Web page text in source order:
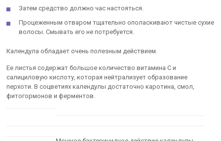
Затем средство должно час настояться.
Процеженным отваром тщательно ополаскивают чистые сухие
волосы. Смывать его не потребуется.
Календула обладает очень полезным действием.
Ее листья содержат большое количество витамина C и
салициловую кислоту, которая нейтрализует образование
перхоти. В соцветиях календулы достаточно каротина, смол,
фитогормонов и ферментов.